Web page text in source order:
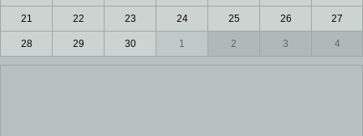
21 22 23 24 25 26 27
28 29 30 1 2 3 4